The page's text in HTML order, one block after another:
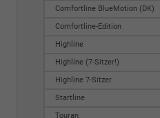
Comfortline BlueMotion (DK)
Comfortline-Edition
Highline
Highline (7-Sitzer!)
Highline 7-Sitzer
Startline
Touran